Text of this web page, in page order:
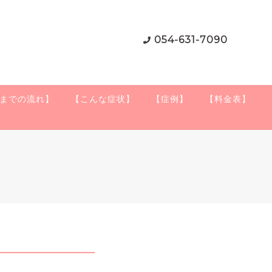
054-631-7090
での流れ】 【こんな症状】 【症例】
【料金表】